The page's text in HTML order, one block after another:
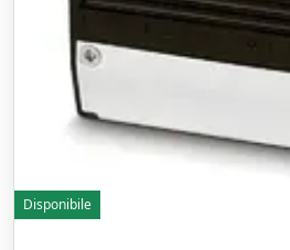
Disponibile